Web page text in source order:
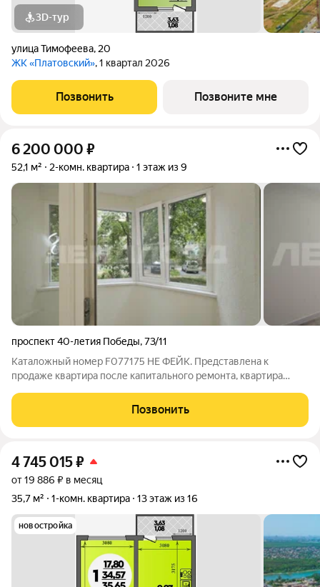
3D-тур
улица Тимофеева, 20
ЖК «Платовский», 1 квартал 2026
Позвонить Позвоните мне
6 200 000 ₽
52,1 м² 2-комн. квартира 1 этаж из 9
проспект 40-летия Победы,73/11
Каталожный номер F077175 НЕ ФЕЙК. Представлена к
продаже квартира после капитального ремонта, квартира
просторная лоджия тоже после ремонта. Ремонт только
окончен пахнет свежестью, простором и
Позвонить
4 745 015₽
от 19 886 ₽ в месяц
35,7 м²
1-комн. квартира 13 этаж из 16
новостройка